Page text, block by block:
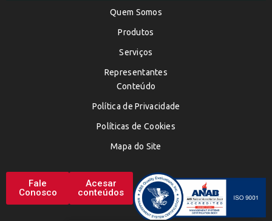
Quem Somos
Produtos
Serviços
Representantes
Conteúdo
Política de Privacidade
Políticas de Cookies
Mapa do Site
Fale
Conosco
Acesar
conteúdos